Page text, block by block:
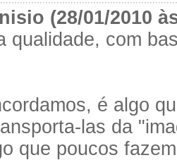
(28/01/2010
qualidade, com
é algo
las da
que poucos